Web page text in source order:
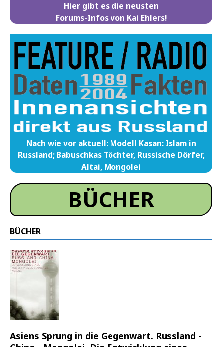
Hier gibt es die neusten
Forums-Infos von Kai Ehlers!
Nach wie vor aktuell: Modell Kasan: Islam in
Russland; Babuschkas Töchter, Russische Dörfer,
Altai, Mongolei
BÜCHER
BÜCHER
Asiens Sprung in die Gegenwart. Russland -